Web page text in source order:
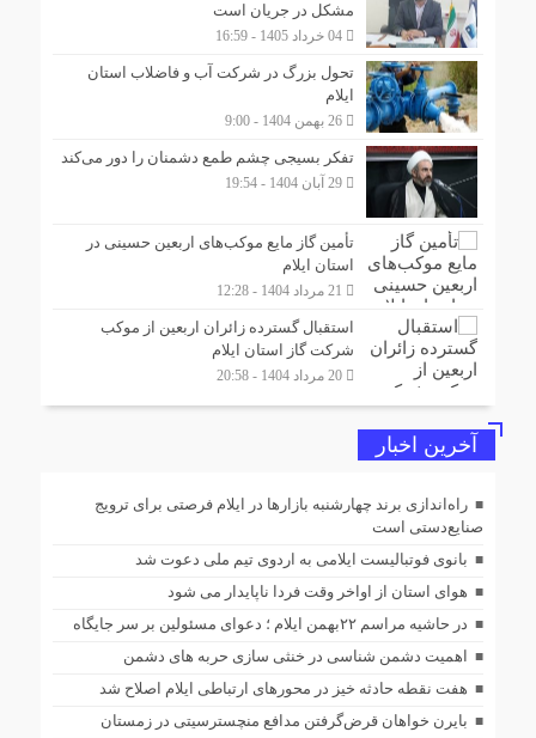
مشکل در جریان است
04 خرداد 1405 - 16:59
تحول بزرگ در شرکت آب و فاضلاب استان
ایلام
26 بهمن 1404 - 9:00
تفکر بسیجی چشم طمع دشمنان را دور می‌کند
29 آبان 1404 - 19:54
تأمین گاز مایع موکب‌هاى اربعین حسینى در
استان ایلام
استقبال گسترده زائران اربعین از موکب
شرکت گاز استان ایلام
20 مرداد 1404 - 20:58
آخرین اخبار
راه‌اندازی برند چهارشنبه بازارها در ایلام فرصتی برای ترویج
صنایع‌دستی است
بانوی فوتبالیست ایلامی به اردوی تیم ملی دعوت شد
هوای استان از اواخر وقت فردا ناپایدار می شود
در حاشیه مراسم ۲۲بهمن ایلام ؛ دعوای مسئولین بر سر جایگاه
اهمیت دشمن شناسی در خنثی سازی حربه های دشمن
هفت نقطه حادثه خیز در محورهای ارتباطی ایلام اصلاح شد
بایرن خواهان قرض‌گرفتن مدافع منچسترسیتی در زمستان